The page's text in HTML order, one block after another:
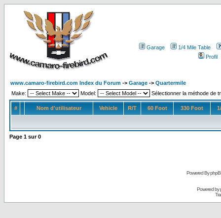
Garage
1/4 Mile Table
Profil
www.camaro-firebird.com Index du Forum -> Garage -> Quartermile
Make:
Model: Sélectionner la méthode de
# Nom d'utilisateur Vehicle R/T 60 Foot 330 Foot
Page 1 sur0
Powered By
Powered by